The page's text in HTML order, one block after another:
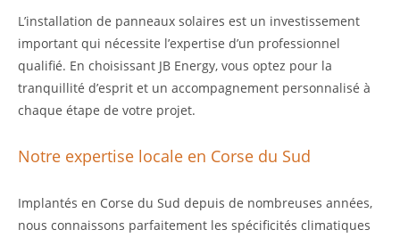
L’installation de panneaux solaires est un investissement
important qui nécessite l’expertise d’un professionnel
qualifié. En choisissant JB Energy, vous optez pour la
tranquillité d’esprit et un accompagnement personnalisé à
chaque étape de votre projet.
Notre expertise locale en Corse du Sud
Implantés en Corse du Sud depuis de nombreuses années,
nous connaissons parfaitement les spécificités climatiques